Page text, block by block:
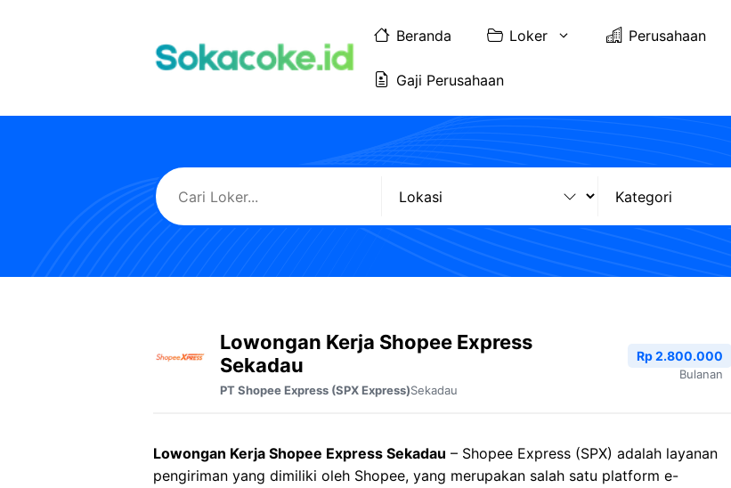
Beranda Loker Perusahaan
Gaji Perusahaan
Lowongan Kerja Shopee Express
Sekadau
PT Shopee Express (SPX Express)Sekadau
Rp 2.800.000
Bulanan
Lowongan Kerja Shopee Express Sekadau – Shopee Express (SPX) adalah layanan
pengiriman yang dimiliki oleh Shopee, yang merupakan salah satu platform e-